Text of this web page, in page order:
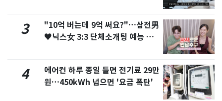
3
"10억 버는데 9억 써요?"…삼전男
♥닉스女 3:3 단체소개팅 예능 화
4
에어컨 하루 종일 틀면 전기료 29만
원…450kWh 넘으면 '요금 폭탄'